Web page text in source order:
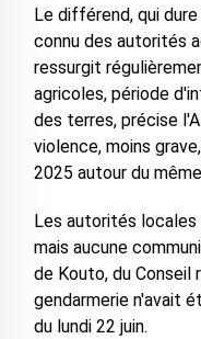
Le différend, qui
connu des autorités
ressurgit
agricoles, période
des terres, précise
violence, moins
2025 autour du
Les autorités locales
mais aucune
de Kouto, du Conseil
gendarmerie n'avait
du lundi 22 juin.